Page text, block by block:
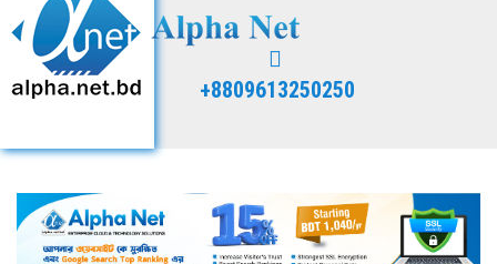
+8809613250250